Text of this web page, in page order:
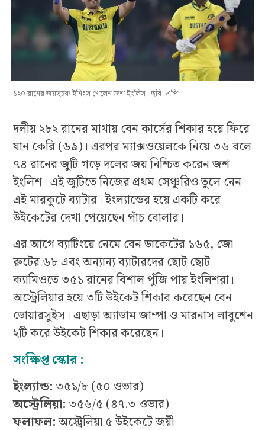
১২০ রানের জয়সূচক ইনিংস খেলেন জশ ইংলিস। ছবি- এপি
দলীয় ২৮২ রানের মাথায় বেন কার্সের শিকার হয়ে ফিরে
যান কেরি (৬৯)। এরপর ম্যাক্সওয়েলকে নিয়ে ৩৬ বলে
৭৪ রানের জুটি গড়ে দলের জয় নিশ্চিত করেন জশ
ইংলিশ। এই জুটিতে নিজের প্রথম সেঞ্চুরিও তুলে নেন
এই মারকুটে ব্যাটার। ইংল্যান্ডের হয়ে একটি করে
উইকেটের দেখা পেয়েছেন পাঁচ বোলার।
এর আগে ব্যাটিংয়ে নেমে বেন ডাকেটের ১৬৫, জো
রুটের ৬৮ এবং অন্যান্য ব্যাটারদের ছোট ছোট
ক্যামিওতে ৩৫১ রানের বিশাল পুঁজি পায় ইংলিশরা।
অস্ট্রেলিয়ার হয়ে ৩টি উইকেট শিকার করেছেন বেন
ডোয়ারসুইস। এছাড়া অ্যাডাম জাম্পা ও মারনাস লাবুশেন
২টি করে উইকেট শিকার করেছেন।
সংক্ষিপ্ত স্কোর :
ইংল্যান্ড: ৩৫১/৮ (৫০ ওভার)
অস্ট্রেলিয়া: ৩৫৬/৫ (৪৭.৩ ওভার)
ফলাফল:অস্ট্রেলিয়া ৫ উইকেটে জয়ী